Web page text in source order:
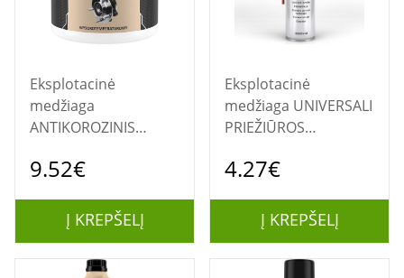
Eksplotacinė
medžiaga
ANTIKOROZINIS
COPPER GREASE
9.52€
Į KREPŠELĮ
Eksplotacinė
medžiaga UNIVERSALI
PRIEŽIŪROS
4.27€
Į KREPŠELĮ